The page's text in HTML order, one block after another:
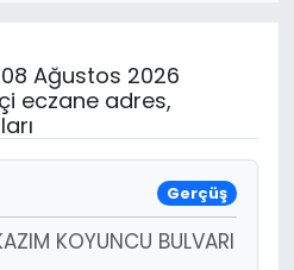
Ağustos 2026
eczane adres,
Gerçüş
KOYUNCU BULVARI